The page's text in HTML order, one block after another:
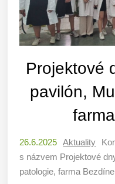
Projektové
pavilón,
26.6.2025 Aktuality
s názvem Projektové
patologie, farma